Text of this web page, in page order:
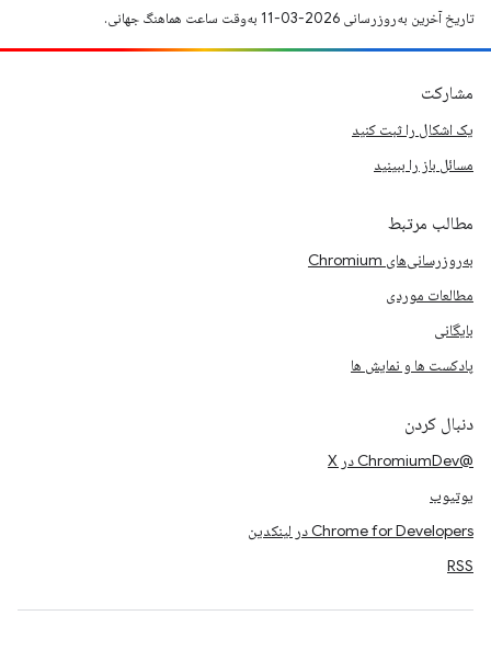
تاریخ آخرین به‌روزرسانی 2026-03-11 به‌وقت ساعت هماهنگ جهانی.
مشارکت
یک اشکال را ثبت کنید
مسائل باز را ببینید
مطالب مرتبط
به‌روزرسانی‌های Chromium
مطالعات موردی
بایگانی
پادکست ها و نمایش ها
دنبال کردن
@ChromiumDev در X
یوتیوب
Chrome for Developers در لینکدین
RSS